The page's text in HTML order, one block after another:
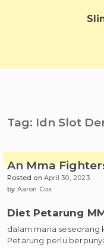
Tag: Idn Slot
An Mma
Posted onApril 30, 2023
by Aaron Cox
Diet Petarung
dalam mana seseorang
Petarung perlu